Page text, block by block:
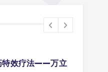
特效疗法——万立